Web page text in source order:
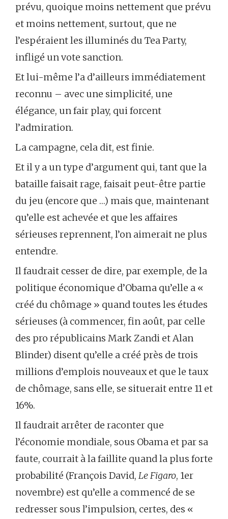
prévu, quoique moins nettement que prévu
et moins nettement, surtout, que ne
l’espéraient les illuminés du Tea Party,
infligé un vote sanction.
Et lui-même l’a d’ailleurs immédiatement
reconnu – avec une simplicité, une
élégance, un fair play, qui forcent
l’admiration.
La campagne, cela dit, est finie.
Et il y a un type d’argument qui, tant que la
bataille faisait rage, faisait peut-être partie
du jeu (encore que …) mais que, maintenant
qu’elle est achevée et que les affaires
sérieuses reprennent, l’on aimerait ne plus
entendre.
Il faudrait cesser de dire, par exemple, de la
politique économique d’Obama qu’elle a «
créé du chômage » quand toutes les études
sérieuses (à commencer, fin août, par celle
des pro républicains Mark Zandi et Alan
Blinder) disent qu’elle a créé près de trois
millions d’emplois nouveaux et que le taux
de chômage, sans elle, se situerait entre 11 et
16%.
Il faudrait arrêter de raconter que
l’économie mondiale, sous Obama et par sa
faute, courrait à la faillite quand la plus forte
probabilité (François David, Le Figaro, 1er
novembre) est qu’elle a commencé de se
redresser sous l’impulsion, certes, des «